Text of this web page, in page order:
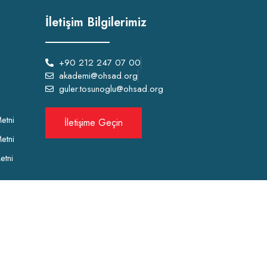
İletişim Bilgilerimiz
+90 212 247 07 00
akademi@ohsad.org
guler.tosunoglu@ohsad.org
İletişime Geçin